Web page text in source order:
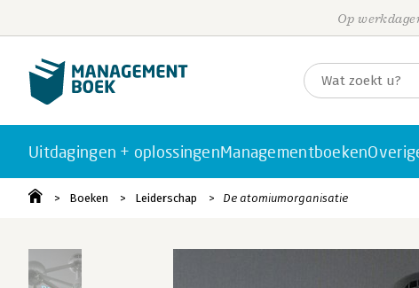
Op
Uitdagingen + oplossingenManagementboeken
Boeken Leiderschap De atomiumorganisatie